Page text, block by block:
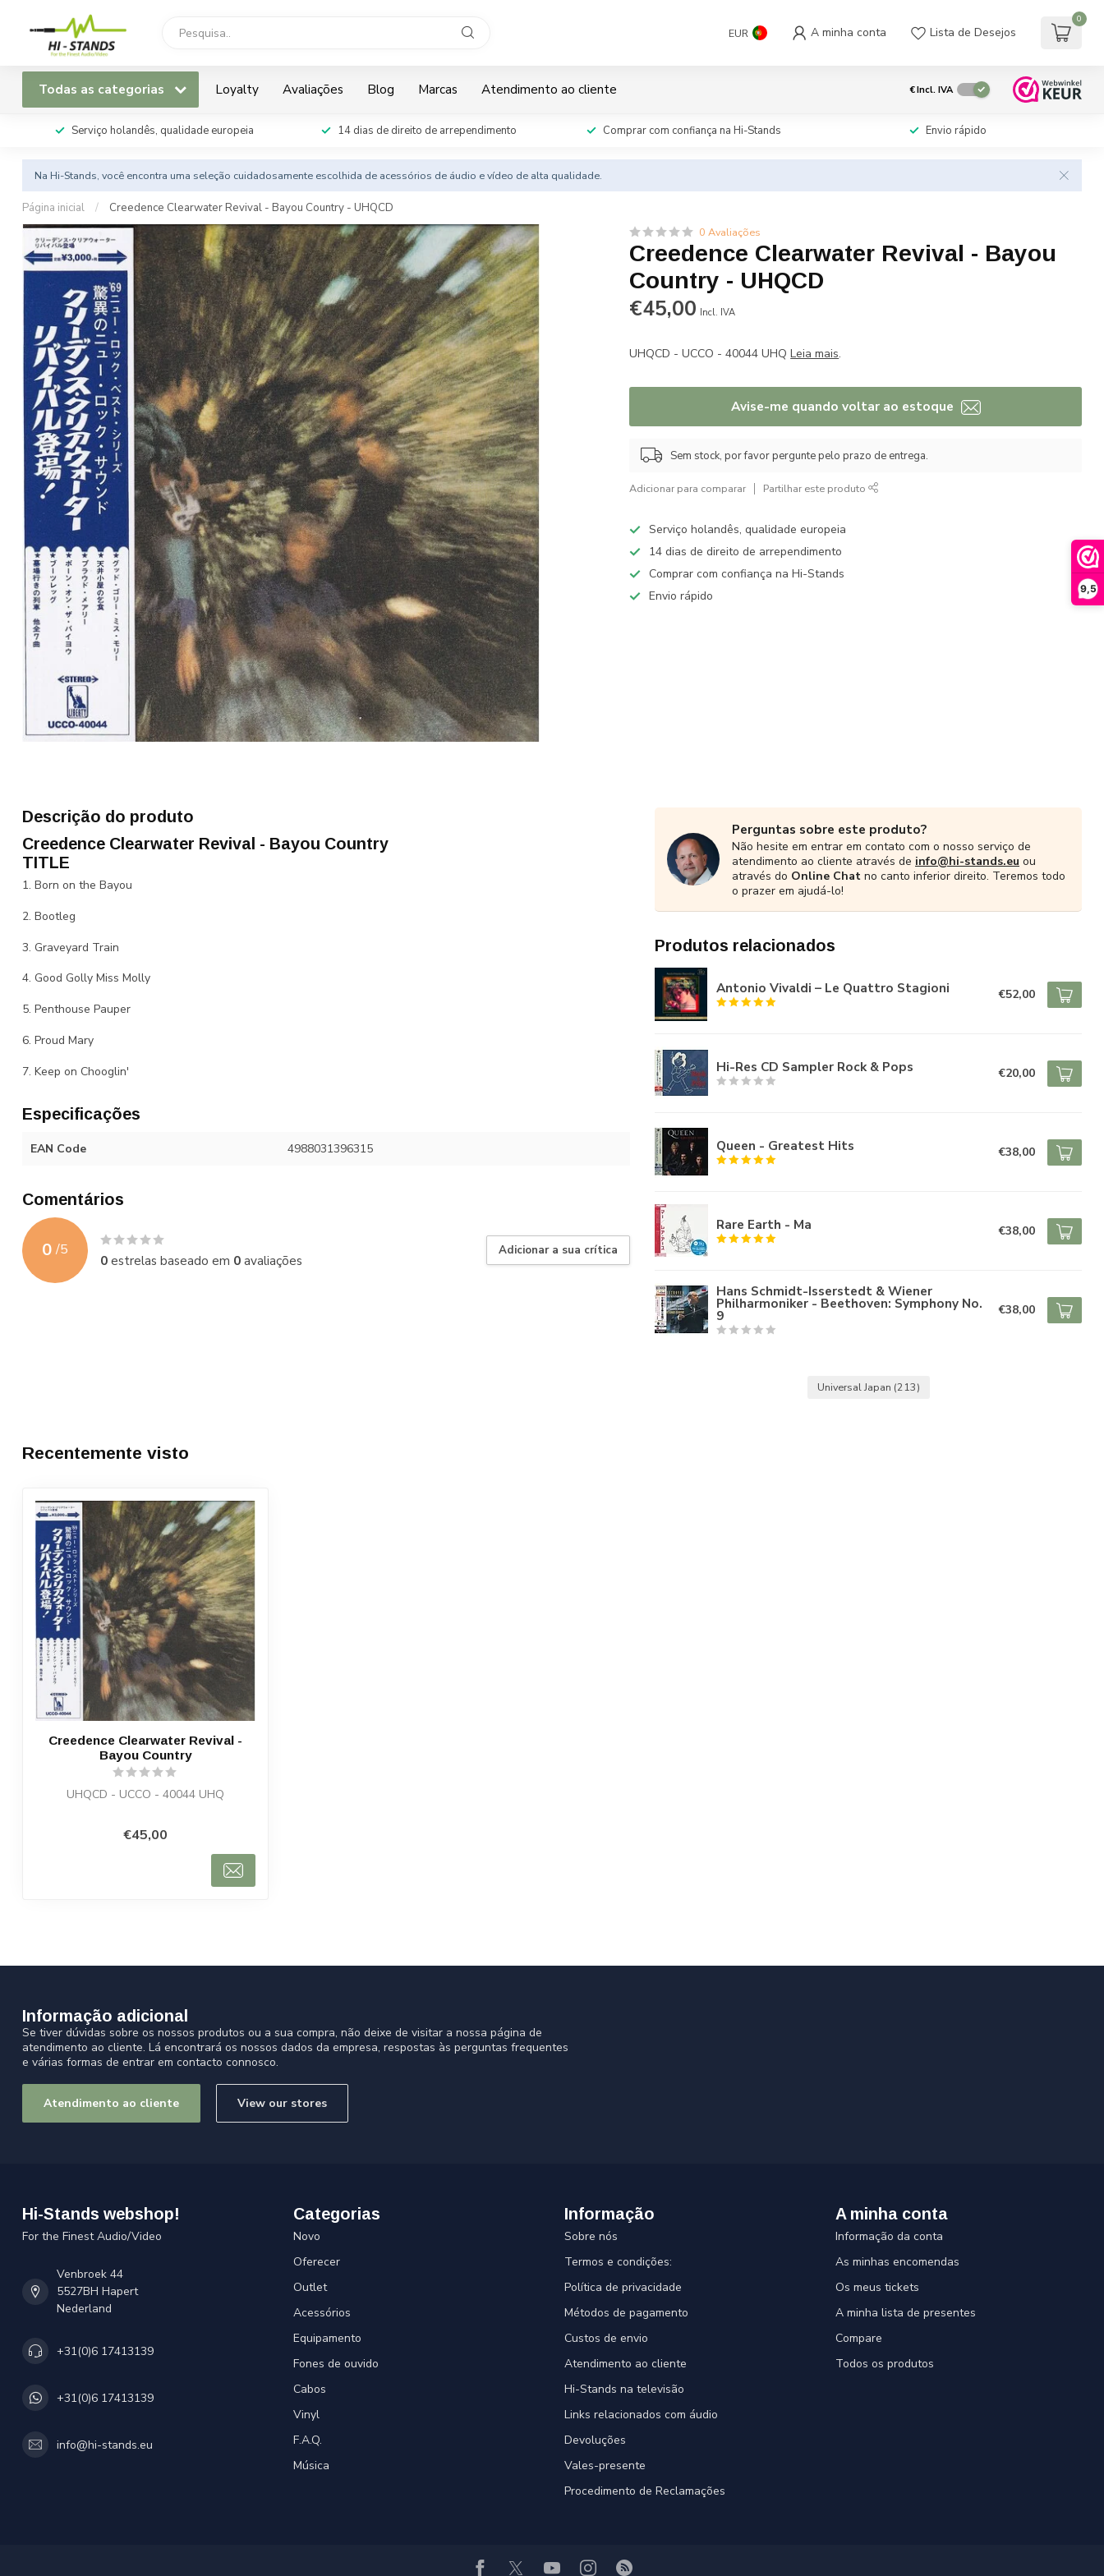
9,5
EUR A minha conta Lista de Desejos
0
Todas as categorias Loyalty Avaliações Blog Marcas Atendimento ao cliente €Incl. IVA
Serviço holandês, qualidade europeia 14 dias de direito de arrependimento Comprar com confiança na Hi-Stands Envio rápido
Na Hi-Stands, você encontra uma seleção cuidadosamente escolhida de acessórios de áudio e vídeo de alta qualidade.
Página inicial / Creedence Clearwater Revival - Bayou Country - UHQCD
0 Avaliações
Creedence Clearwater Revival - Bayou
Country - UHQCD
€45,00 Incl. IVA
UHQCD - UCCO - 40044 UHQLeia mais.
Avise-me quando voltar ao estoque
Sem stock, por favor pergunte pelo prazo de entrega.
Adicionar para comparar Partilhar este produto
Serviço holandês, qualidade europeia
14 dias de direito de arrependimento
Comprar com confiança na Hi-Stands
Envio rápido
Descrição do produto
Creedence Clearwater Revival - Bayou Country
TITLE
1. Born on the Bayou
2. Bootleg
3. Graveyard Train
4. Good Golly Miss Molly
5. Penthouse Pauper
6. Proud Mary
7. Keep on Chooglin'
Especificações
EAN Code 4988031396315
Comentários
0 /5
0estrelas baseado em 0avaliações
Adicionar a sua crítica
Perguntas sobre este produto?
Não hesite em entrar em contato com o nosso serviço de
atendimento ao cliente através de info@hi-stands.eu ou
através do Online Chat no canto inferior direito. Teremos todo
o prazer em ajudá-lo!
Produtos relacionados
Antonio Vivaldi – Le Quattro Stagioni €52,00
Hi-Res CD Sampler Rock & Pops €20,00
Queen - Greatest Hits €38,00
Rare Earth - Ma €38,00
Hans Schmidt-Isserstedt & Wiener
Philharmoniker - Beethoven: Symphony No.
9 €38,00
Universal Japan (213)
Recentemente visto
Creedence Clearwater Revival -
Bayou Country
UHQCD - UCCO - 40044 UHQ
€45,00
Informação adicional
Se tiver dúvidas sobre os nossos produtos ou a sua compra, não deixe de visitar a nossa página de
atendimento ao cliente. Lá encontrará os nossos dados da empresa, respostas às perguntas frequentes
e várias formas de entrar em contacto connosco.
Atendimento ao cliente View our stores
Hi-Stands webshop!
For the Finest Audio/Video
Venbroek 44
5527BH Hapert
Nederland
+31(0)6 17413139
+31(0)6 17413139
info@hi-stands.eu
Categorias
Novo
Oferecer
Outlet
Acessórios
Equipamento
Fones de ouvido
Cabos
Vinyl
F.A.Q.
Música
Informação
Sobre nós
Termos e condições:
Política de privacidade
Métodos de pagamento
Custos de envio
Atendimento ao cliente
Hi-Stands na televisão
Links relacionados com áudio
Devoluções
Vales-presente
Procedimento de Reclamações
A minha conta
Informação da conta
As minhas encomendas
Os meus tickets
A minha lista de presentes
Compare
Todos os produtos